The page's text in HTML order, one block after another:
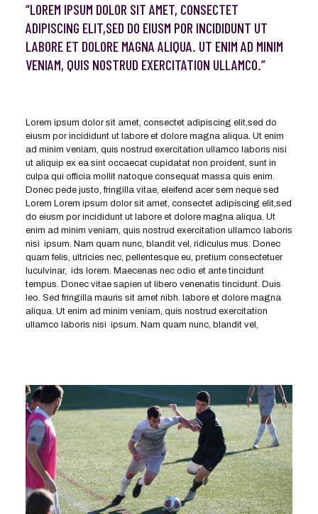
“LOREM IPSUM DOLOR SIT AMET, CONSECTET
ADIPISCING ELIT,SED DO EIUSM POR INCIDIDUNT UT
LABORE ET DOLORE MAGNA ALIQUA. UT ENIM AD MINIM
VENIAM, QUIS NOSTRUD EXERCITATION ULLAMCO.”
Lorem ipsum dolor sit amet, consectet adipiscing elit,sed do
eiusm por incididunt ut labore et dolore magna aliqua. Ut enim
ad minim veniam, quis nostrud exercitation ullamco laboris nisi
ut aliquip ex ea sint occaecat cupidatat non proident, sunt in
culpa qui officia mollit natoque consequat massa quis enim.
Donec pede justo, fringilla vitae, eleifend acer sem neque sed
Lorem Lorem ipsum dolor sit amet, consectet adipiscing elit,sed
do eiusm por incididunt ut labore et dolore magna aliqua. Ut
enim ad minim veniam, quis nostrud exercitation ullamco laboris
nisi ipsum. Nam quam nunc, blandit vel, ridiculus mus. Donec
quam felis, ultricies nec, pellentesque eu, pretium consectetuer
luculvinar, ids lorem. Maecenas nec odio et ante tincidunt
tempus. Donec vitae sapien ut libero venenatis tincidunt. Duis
leo. Sed fringilla mauris sit amet nibh. labore et dolore magna
aliqua. Ut enim ad minim veniam, quis nostrud exercitation
ullamco laboris nisi ipsum. Nam quam nunc, blandit vel,